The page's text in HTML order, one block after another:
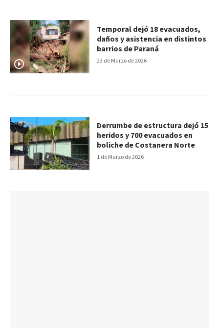
23 de Marzo de 2026
Temporal dejó 18 evacuados,
daños y asistencia en distintos
barrios de Paraná
1 de Marzo de 2026
Derrumbe de estructura dejó 15
heridos y 700 evacuados en
boliche de Costanera Norte